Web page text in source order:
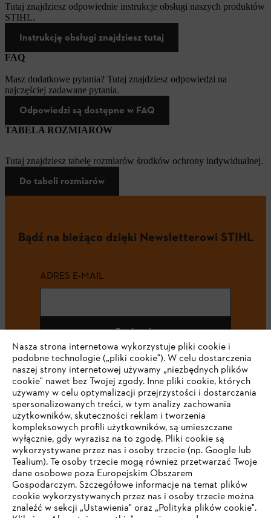
Tutaj znajdziesz odpowiednie instrukcje obsługi naszych produktów
STIHL.
Instrukcję obsługi znajdziesz tutaj
FAQ
Masz dodatkowe pytania? Tutaj znajdziesz odpowiedzi na
najczęściej zadawane pytania.
Odpowiedzi są dostępne w FAQ
TABELA ROZMIARÓW
Tutaj znajdziesz tabelę rozmiarów środków ochrony indywidualnej.
Do tabeli rozmiarów
Bądź na bieżąco dzięki Newsletterowi STIHL
ADRES E-MAIL
Zapisz się
#STIHL
Firma
Nasza strona internetowa wykorzystuje pliki cookie i
podobne technologie („pliki cookie"). W celu dostarczenia
naszej strony internetowej używamy „niezbędnych plików
cookie" nawet bez Twojej zgody. Inne pliki cookie, których
używamy w celu optymalizacji przejrzystości i dostarczania
spersonalizowanych treści, w tym analizy zachowania
użytkowników, skuteczności reklam i tworzenia
kompleksowych profili użytkowników, są umieszczane
wyłącznie, gdy wyrazisz na to zgodę. Pliki cookie są
wykorzystywane przez nas i osoby trzecie (np. Google lub
Tealium). Te osoby trzecie mogą również przetwarzać Twoje
dane osobowe poza Europejskim Obszarem
Gospodarczym. Szczegółowe informacje na temat plików
cookie wykorzystywanych przez nas i osoby trzecie można
znaleźć w sekcji „Ustawienia" oraz „Polityka plików cookie".